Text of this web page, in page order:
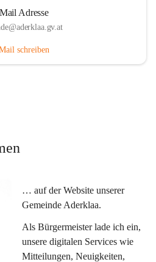
Adresse
schreiben
… auf der Website unserer
Gemeinde Aderklaa.
Als Bürgermeister lade ich ein,
unsere digitalen Services wie
Mitteilungen, Neuigkeiten,